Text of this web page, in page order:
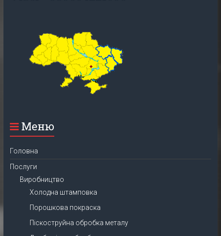
Меню
Головна
Послуги
Виробництво
Холодна штамповка
Порошкова покраска
Піскоструйна обробка металу